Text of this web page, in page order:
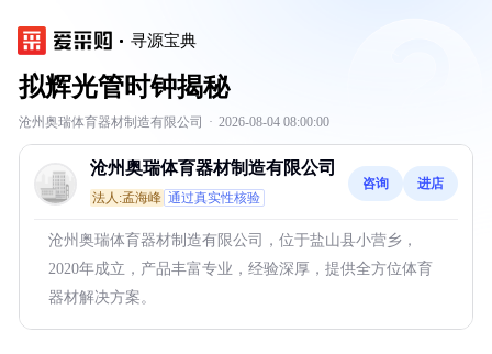
寻源宝典
拟辉光管时钟揭秘
沧州奥瑞体育器材制造有限公司 · 2026-08-04 08:00:00
沧州奥瑞体育器材制造有限公司
法人:孟海峰 通过真实性核验
咨询 进店
沧州奥瑞体育器材制造有限公司，位于盐山县小营乡，
2020年成立，产品丰富专业，经验深厚，提供全方位体育
器材解决方案。